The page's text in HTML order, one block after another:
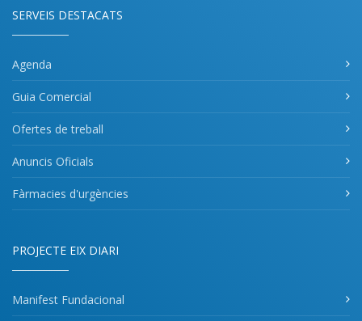
SERVEIS DESTACATS
Agenda
Guia Comercial
Ofertes de treball
Anuncis Oficials
Fàrmacies d'urgències
PROJECTE EIX DIARI
Manifest Fundacional